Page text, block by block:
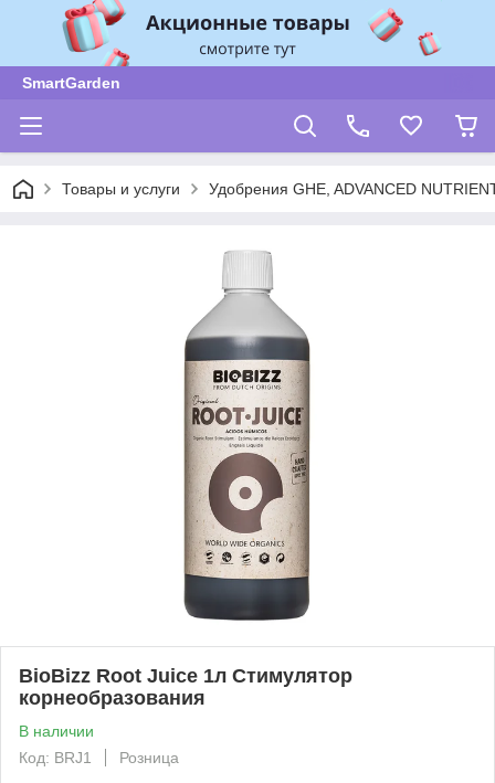
SmartGarden
Товары и услуги Удобрения GHE, ADVANCED
BioBizz Root Juice 1л Стимулятор
корнеобразования
В наличии
Код: BRJ1
Розница